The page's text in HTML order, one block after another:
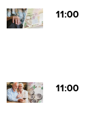
11:00
11:00